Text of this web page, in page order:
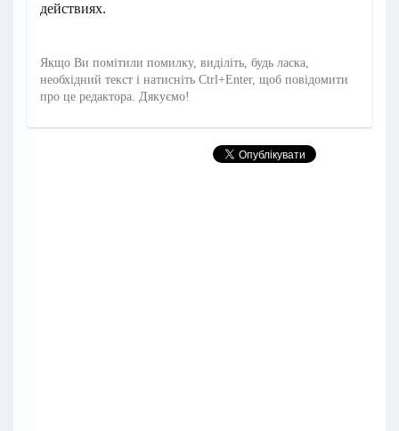
действиях.
Якщо Ви помітили помилку, виділіть, будь ласка,
необхідний текст і натисніть Ctrl+Enter, щоб повідомити
про це редактора. Дякуємо!